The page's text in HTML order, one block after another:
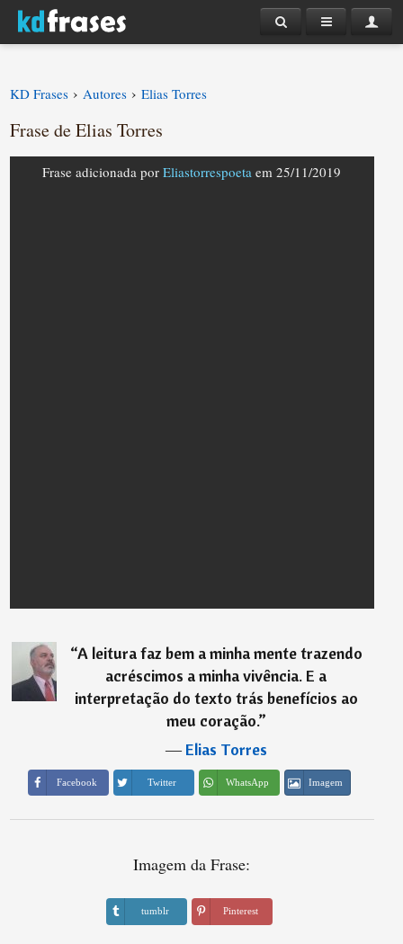
KD Frases › Autores › Elias Torres
Frase de Elias Torres
Frase adicionada porEliastorrespoeta em 25/11/2019
“A leitura faz bem a minha mente trazendo
acréscimos a minha vivência. E a
interpretação do texto trás benefícios ao
meu coração.”
―Elias Torres
Facebook Twitter WhatsApp Imagem
Imagem da Frase:
tumblr Pinterest